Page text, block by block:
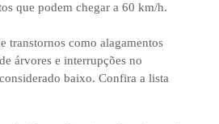
que podem chegar a 60 km/h.
transtornos como alagamentos
árvores e interrupções no
baixo. Confira a lista